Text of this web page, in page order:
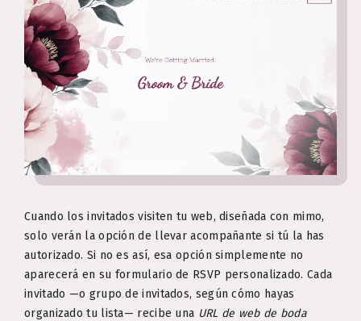
Cuando los invitados visiten tu web, diseñada con mimo,
solo verán la opción de llevar acompañante si tú la has
autorizado. Si no es así, esa opción simplemente no
aparecerá en su formulario de RSVP personalizado. Cada
invitado —o grupo de invitados, según cómo hayas
organizado tu lista— recibe una URL de web de boda